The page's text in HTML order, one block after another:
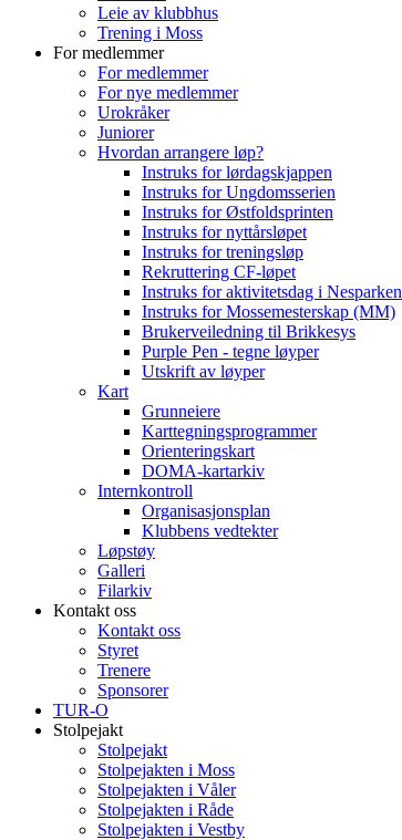
Leie av klubbhus
Trening i Moss
For medlemmer
For medlemmer
For nye medlemmer
Urokråker
Juniorer
Hvordan arrangere løp?
Instruks for lørdagskjappen
Instruks for Ungdomsserien
Instruks for Østfoldsprinten
Instruks for nyttårsløpet
Instruks for treningsløp
Rekruttering CF-løpet
Instruks for aktivitetsdag i Nesparken
Instruks for Mossemesterskap (MM)
Brukerveiledning til Brikkesys
Purple Pen - tegne løyper
Utskrift av løyper
Kart
Grunneiere
Karttegningsprogrammer
Orienteringskart
DOMA-kartarkiv
Internkontroll
Organisasjonsplan
Klubbens vedtekter
Løpstøy
Galleri
Filarkiv
Kontakt oss
Kontakt oss
Styret
Trenere
Sponsorer
TUR-O
Stolpejakt
Stolpejakt
Stolpejakten i Moss
Stolpejakten i Våler
Stolpejakten i Råde
Stolpejakten i Vestby